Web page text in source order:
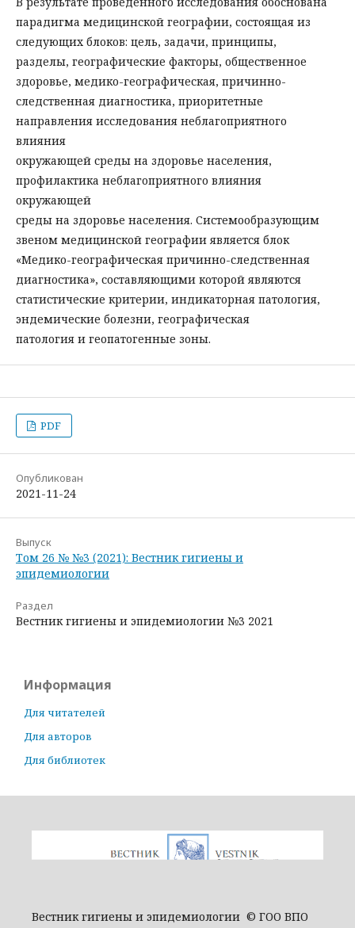
парадигма медицинской географии, состоящая из
следующих блоков: цель, задачи, принципы,
разделы, географические факторы, общественное
здоровье, медико-географическая, причинно-
следственная диагностика, приоритетные
направления исследования неблагоприятного
влияния
окружающей среды на здоровье населения,
профилактика неблагоприятного влияния
окружающей
среды на здоровье населения. Системообразующим
звеном медицинской географии является блок
«Медико-географическая причинно-следственная
диагностика», составляющими которой являются
статистические критерии, индикаторная патология,
эндемические болезни, географическая
патология и геопатогенные зоны.
PDF
Опубликован
2021-11-24
Выпуск
Том 26 № №3 (2021): Вестник гигиены и
эпидемиологии
Раздел
Вестник гигиены и эпидемиологии №3 2021
Информация
Для читателей
Для авторов
Для библиотек
Вестник гигиены и эпидемиологии © ГОО ВПО